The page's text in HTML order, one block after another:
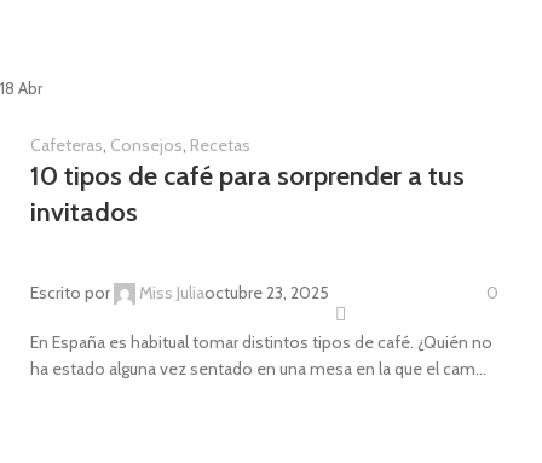
18 Abr
Cafeteras, Consejos, Recetas
10 tipos de café para sorprender a tus
invitados
Escrito por Miss Juliaoctubre 23, 2025 0
En España es habitual tomar distintos tipos de café. ¿Quién no
ha estado alguna vez sentado en una mesa en la que el cam...